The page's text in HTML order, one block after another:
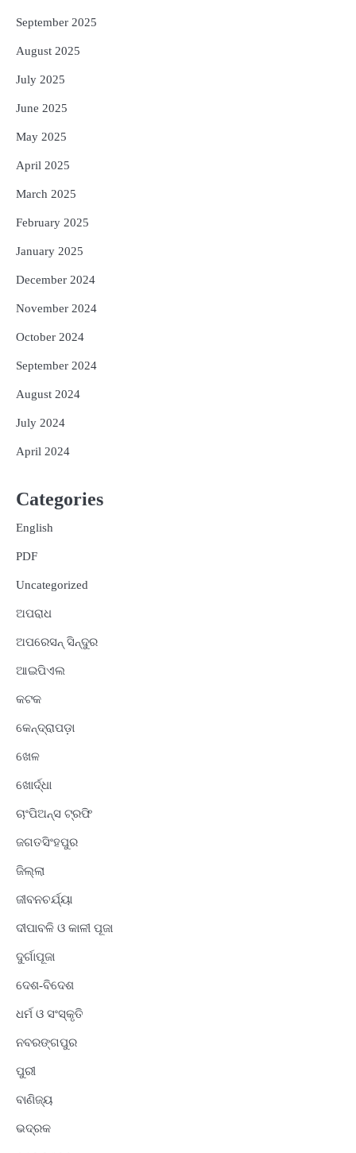
September 2025
August 2025
July 2025
June 2025
May 2025
April 2025
March 2025
February 2025
January 2025
December 2024
November 2024
October 2024
September 2024
August 2024
July 2024
April 2024
Categories
English
PDF
Uncategorized
ଅପରାଧ
ଅପରେସନ୍ ସିନ୍ଦୁର
ଆଇପିଏଲ
କଟକ
କେନ୍ଦ୍ରାପଡ଼ା
ଖେଳ
ଖୋର୍ଦ୍ଧା
ଚାଂପିଅନ୍ସ ଟ୍ରଫି
ଜଗତସିଂହପୁର
ଜିଲ୍ଲା
ଜୀବନଚର୍ଯ୍ୟା
ଦୀପାବଳି ଓ କାଳୀ ପୂଜା
ଦୁର୍ଗାପୂଜା
ଦେଶ-ବିଦେଶ
ଧର୍ମ ଓ ସଂସ୍କୃତି
ନବରଙ୍ଗପୁର
ପୁରୀ
ବାଣିଜ୍ୟ
ଭଦ୍ରକ